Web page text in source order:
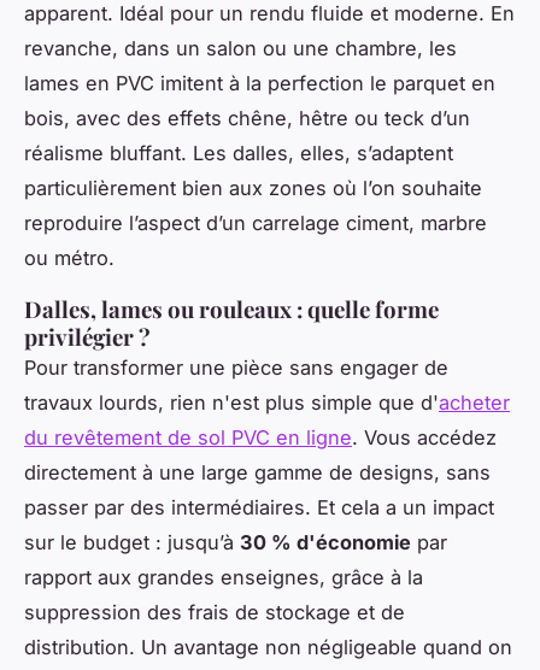
apparent. Idéal pour un rendu fluide et moderne. En
revanche, dans un salon ou une chambre, les
lames en PVC imitent à la perfection le parquet en
bois, avec des effets chêne, hêtre ou teck d’un
réalisme bluffant. Les dalles, elles, s’adaptent
particulièrement bien aux zones où l’on souhaite
reproduire l’aspect d’un carrelage ciment, marbre
ou métro.
Dalles, lames ou rouleaux : quelle forme
privilégier ?
Pour transformer une pièce sans engager de
travaux lourds, rien n'est plus simple que d'acheter
du revêtement de sol PVC en ligne. Vous accédez
directement à une large gamme de designs, sans
passer par des intermédiaires. Et cela a un impact
sur le budget : jusqu’à 30 % d'économie par
rapport aux grandes enseignes, grâce à la
suppression des frais de stockage et de
distribution. Un avantage non négligeable quand on